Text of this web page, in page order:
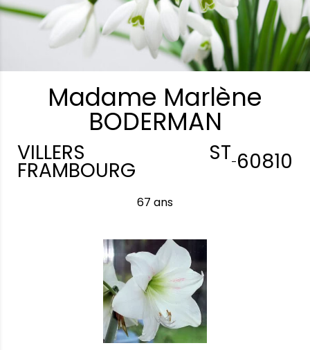
Madame Marlène
BODERMAN
VILLERS ST
FRAMBOURG -60810
67 ans